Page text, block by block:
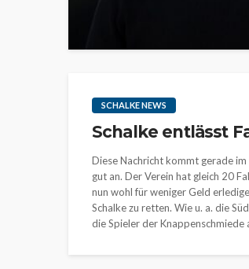
SCHALKE NEWS
Schalke entlässt
Diese Nachricht kommt gerade
gut an. Der Verein hat gleich 20
nun wohl für weniger Geld
Schalke zu retten. Wie u. a. die
die Spieler der Knappenschmiede